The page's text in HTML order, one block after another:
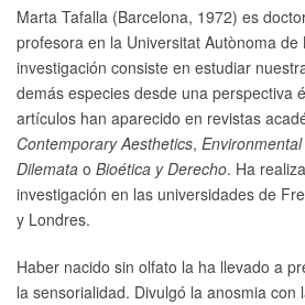
Marta Tafalla (Barcelona, 1972) es
profesora en la Universitat Autònoma
investigación consiste en estudiar
demás especies desde una perspectiva
artículos han aparecido en revistas
Contemporary Aesthetics,
Dilemata o Bioética y Derecho. Ha
investigación en las universidades de
y Londres.
Haber nacido sin olfato la ha llevado a
la sensorialidad. Divulgó la anosmia con